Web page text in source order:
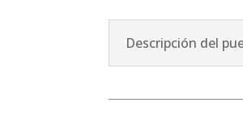
Descripción del